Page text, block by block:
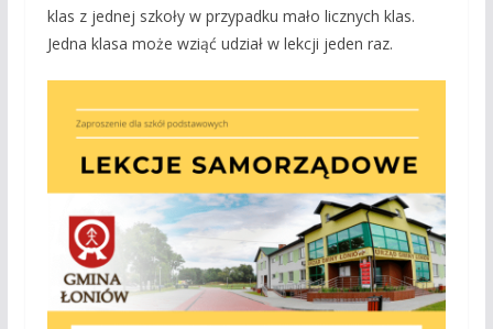
klas z jednej szkoły w przypadku mało licznych klas.
Jedna klasa może wziąć udział w lekcji jeden raz.